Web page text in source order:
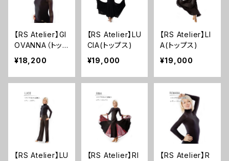
【RS Atelier】GI
OVANNA（トッ
プス）
¥18,200
【RS Atelier】LU
CIA(トップス)
¥19,000
【RS Atelier】LI
A(トップス)
¥19,000
【RS Atelier】LU
【RS Atelier】RI
【RS Atelier】R